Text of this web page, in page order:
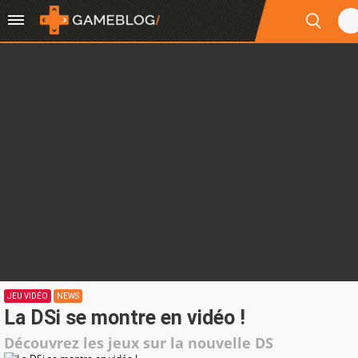
JEU VIDÉO NEWS
La DSi se montre en vidéo !
Découvrez les jeux sur la nouvelle DS